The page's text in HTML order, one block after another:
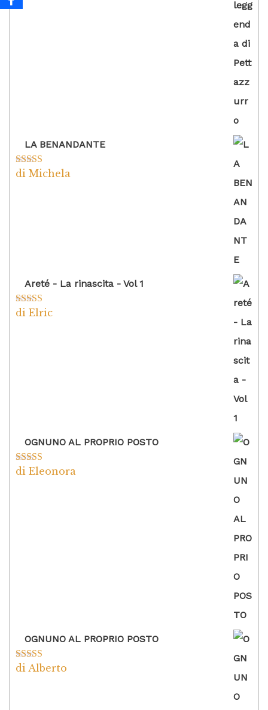
LA BENANDANTE
Valutato5su
di Michela
Areté - La rinascita - Vol 1
Valutato5
di Elric
OGNUNO AL PROPRIO POSTO
Valutato5su
di Eleonora
OGNUNO AL PROPRIO POSTO
Valutato5su
di Alberto